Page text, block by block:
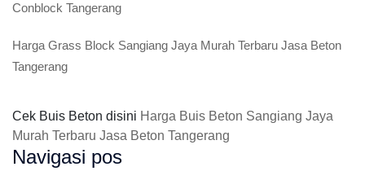
Conblock Tangerang
Harga Grass Block Sangiang Jaya Murah Terbaru Jasa Beton
Tangerang
Cek Buis Beton disini Harga Buis Beton Sangiang Jaya
Murah Terbaru Jasa Beton Tangerang
Navigasi pos